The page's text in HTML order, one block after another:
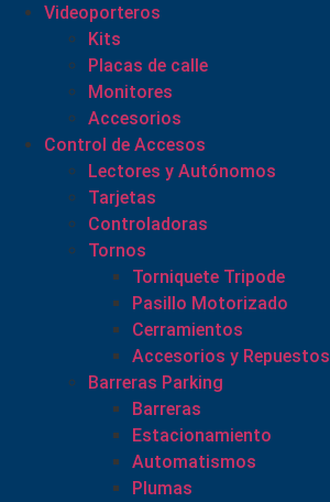
Videoporteros
Kits
Placas de calle
Monitores
Accesorios
Control de Accesos
Lectores y Autónomos
Tarjetas
Controladoras
Tornos
Torniquete Tripode
Pasillo Motorizado
Cerramientos
Accesorios y Repuestos
Barreras Parking
Barreras
Estacionamiento
Automatismos
Plumas